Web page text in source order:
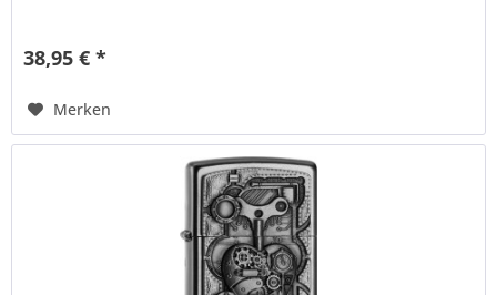
38,95 € *
Merken